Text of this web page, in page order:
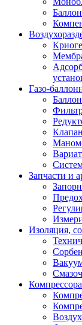
Газо-
Запчасти и
Изоляция,